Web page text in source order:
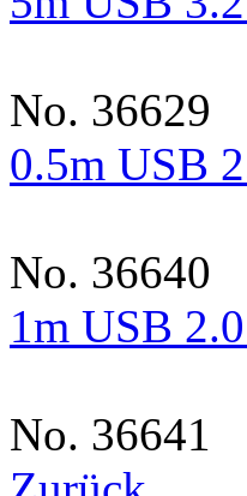
No. 36629
0.5m USB
No. 36640
1m USB
No. 36641